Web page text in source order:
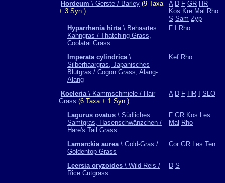
Hordeum \ Gerste / Barley (9 Taxa
+ 3 Syn.)
A D F GR HR
Kos Kre Mal Rho
S Sam Zyp
Hyparrhenia hirta\ Behaartes
Kahngras / Thatching Grass,
Coolatai Grass
F Rho
Imperata cylindrica\
Silberhaargras, Japanisches
Blutgras / Cogon Grass, Alang-
Alang
Kef Rho
Koeleria\ Kammschmiele / Hair
Grass (6 Taxa + 1 Syn.)
A D F HR SLO
Lagurus ovatus \ Südliches
Samtgras, Hasenschwänzchen /
Hare's Tail Grass
F GR Kos Les
Mal Rho
Lamarckia aurea\ Gold-Gras /
Goldentop Grass
Cor GR Les Ten
Leersia oryzoides \ Wild-Reis /
Rice Cutgrass
D S